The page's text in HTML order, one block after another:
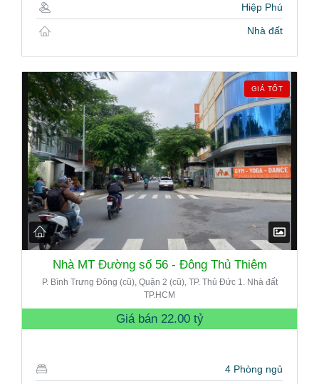
Hiệp Phú
Nhà đất
GIÁ TỐT
Nhà MT Đường số 56 - Đông Thủ Thiêm
P. Bình Trưng Đông (cũ), Quận 2 (cũ), TP. Thủ Đức 1. Nhà đất
TP.HCM
Giá bán 22.00 tỷ
4 Phòng ngủ